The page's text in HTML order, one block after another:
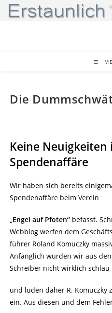
Zum
Inhalt
Die
Keine Neuigkeiten
Spendenaffäre
Wir haben sich bereits
Spendenaffäre beim Verein
„Engel auf Pfoten“ befasst.
Webblog werfen dem
führer Roland Komuczky
Anfänglich wurden wir aus
Schreiber nicht wirklich schlau
und luden daher R. Komuczky
ein. Aus diesen und dem